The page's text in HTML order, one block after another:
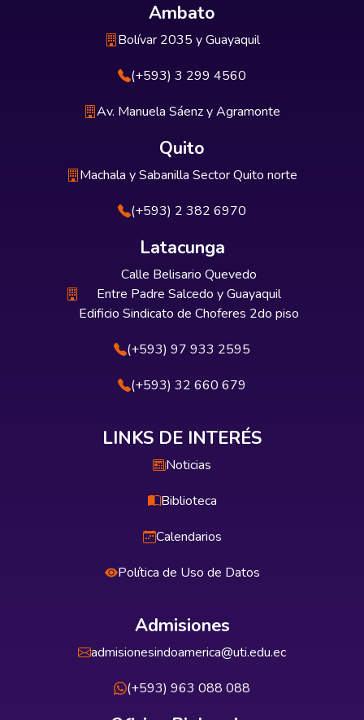
Ambato
Bolívar 2035 y Guayaquil
(+593) 3 299 4560
Av. Manuela Sáenz y Agramonte
Quito
Machala y Sabanilla Sector Quito norte
(+593) 2 382 6970
Latacunga
Calle Belisario Quevedo
Entre Padre Salcedo y Guayaquil
Edificio Sindicato de Choferes 2do piso
(+593) 97 933 2595
(+593) 32 660 679
LINKS DE INTERÉS
Noticias
Biblioteca
Calendarios
Política de Uso de Datos
Admisiones
admisionesindoamerica@uti.edu.ec
(+593) 963 088 088